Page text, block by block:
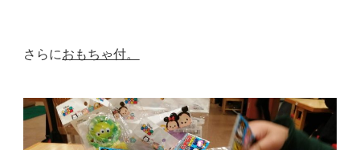
さらにおもちゃ付。